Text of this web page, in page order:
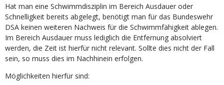
Hat man eine Schwimmdisziplin im Bereich Ausdauer oder
Schnelligkeit bereits abgelegt, benötigt man für das Bundeswehr
DSA keinen weiteren Nachweis für die Schwimmfähigkeit ablegen.
Im Bereich Ausdauer muss lediglich die Entfernung absolviert
werden, die Zeit ist hierfür nicht relevant. Sollte dies nicht der Fall
sein, so muss dies im Nachhinein erfolgen.
Möglichkeiten hierfür sind: